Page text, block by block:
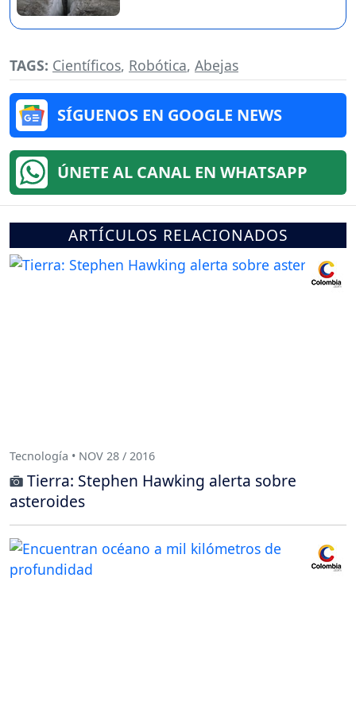
TAGS: Científicos, Robótica, Abejas
SÍGUENOS EN GOOGLE NEWS
ÚNETE AL CANAL EN WHATSAPP
ARTÍCULOS RELACIONADOS
Tecnología • NOV 28 / 2016
Tierra: Stephen Hawking alerta sobre
asteroides